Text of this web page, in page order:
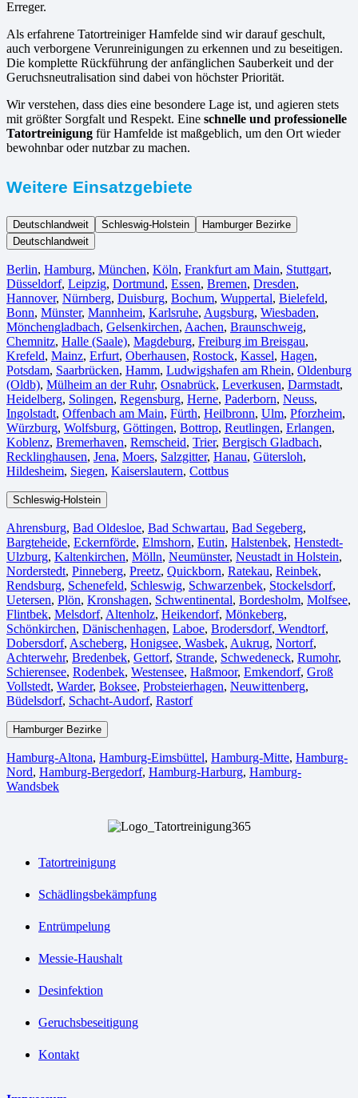
Erreger.
Als erfahrene Tatortreiniger Hamfelde sind wir darauf geschult,
auch verborgene Verunreinigungen zu erkennen und zu beseitigen.
Die komplette Rückführung der anfänglichen Sauberkeit und der
Geruchsneutralisation sind dabei von höchster Priorität.
Wir verstehen, dass dies eine besondere Lage ist, und agieren stets
mit größter Sorgfalt und Respekt. Eine schnelle und professionelle
Tatortreinigung für Hamfelde ist maßgeblich, um den Ort wieder
bewohnbar oder nutzbar zu machen.
Weitere Einsatzgebiete
Deutschlandweit Schleswig-Holstein
Hamburger Bezirke
Deutschlandweit
Berlin⁠, Hamburg, München, Köln⁠, Frankfurt am Main, Stuttgart,
Düsseldorf, Leipzig, Dortmund, Essen, Bremen, Dresden,
Hannover, Nürnberg, Duisburg⁠, Bochum, Wuppertal⁠, Bielefeld⁠,
Bonn⁠, Münster⁠, Mannheim, Karlsruhe, Augsburg, Wiesbaden⁠,
Mönchengladbach⁠, Gelsenkirchen⁠, Aachen⁠, Braunschweig,
Chemnitz⁠, Halle (Saale)⁠, Magdeburg, Freiburg im Breisgau⁠,
Krefeld⁠, Mainz⁠, Erfurt, Oberhausen⁠, Rostock⁠, Kassel⁠, Hagen,
Potsdam, Saarbrücken⁠, Hamm, Ludwigshafen am Rhein⁠, Oldenburg
(Oldb), Mülheim an der Ruhr, Osnabrück⁠, Leverkusen, Darmstadt⁠,
Heidelberg, Solingen, Regensburg, Herne⁠, Paderborn, Neuss,
Ingolstadt, Offenbach am Main, Fürth⁠, Heilbronn, Ulm⁠, Pforzheim,
Würzburg, Wolfsburg⁠, Göttingen, Bottrop, Reutlingen, Erlangen⁠,
Koblenz, Bremerhaven⁠, Remscheid, Trier⁠, Bergisch Gladbach,
Recklinghausen, Jena⁠, Moers⁠, Salzgitter⁠, Hanau, Gütersloh,
Hildesheim⁠, Siegen⁠, Kaiserslautern⁠, Cottbus⁠
Schleswig-Holstein
Ahrensburg, Bad Oldesloe, Bad Schwartau, Bad Segeberg,
Bargteheide, Eckernförde, Elmshorn, Eutin, Halstenbek, Henstedt-
Ulzburg, Kaltenkirchen, Mölln, Neumünster, Neustadt in Holstein,
Norderstedt, Pinneberg, Preetz, Quickborn, Ratekau, Reinbek,
Rendsburg, Schenefeld, Schleswig, Schwarzenbek, Stockelsdorf,
Uetersen, Plön, Kronshagen, Schwentinental, Bordesholm, Molfsee,
Flintbek, Melsdorf, Altenholz, Heikendorf, Mönkeberg,
Schönkirchen, Dänischenhagen, Laboe, Brodersdorf, Wendtorf,
Dobersdorf, Ascheberg, Honigsee, Wasbek, Aukrug, Nortorf,
Achterwehr, Bredenbek, Gettorf, Strande, Schwedeneck, Rumohr,
Schierensee, Rodenbek, Westensee, Haßmoor, Emkendorf, Groß
Vollstedt, Warder, Boksee, Probsteierhagen, Neuwittenberg,
Büdelsdorf, Schacht-Audorf, Rastorf
Hamburger Bezirke
Hamburg-Altona, Hamburg-Eimsbüttel, Hamburg-Mitte, Hamburg-
Nord, Hamburg-Bergedorf, Hamburg-Harburg, Hamburg-
Wandsbek
Tatortreinigung
Schädlingsbekämpfung
Entrümpelung
Messie-Haushalt
Desinfektion
Geruchsbeseitigung
Kontakt